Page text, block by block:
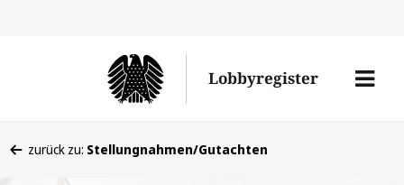
Lobbyregister
Menü
befinden
zurück zu: Stellungnahmen/Gutachten